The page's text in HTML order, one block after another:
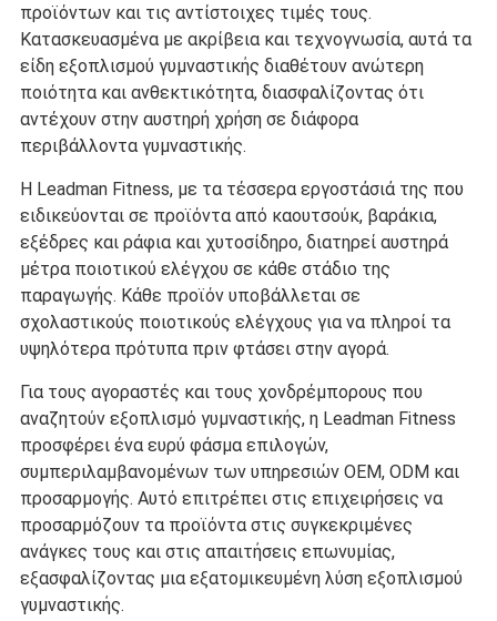
προϊόντων και τις αντίστοιχες τιμές τους.
Κατασκευασμένα με ακρίβεια και τεχνογνωσία, αυτά τα
είδη εξοπλισμού γυμναστικής διαθέτουν ανώτερη
ποιότητα και ανθεκτικότητα, διασφαλίζοντας ότι
αντέχουν στην αυστηρή χρήση σε διάφορα
περιβάλλοντα γυμναστικής.
Η Leadman Fitness, με τα τέσσερα εργοστάσιά της που
ειδικεύονται σε προϊόντα από καουτσούκ, βαράκια,
εξέδρες και ράφια και χυτοσίδηρο, διατηρεί αυστηρά
μέτρα ποιοτικού ελέγχου σε κάθε στάδιο της
παραγωγής. Κάθε προϊόν υποβάλλεται σε
σχολαστικούς ποιοτικούς ελέγχους για να πληροί τα
υψηλότερα πρότυπα πριν φτάσει στην αγορά.
Για τους αγοραστές και τους χονδρέμπορους που
αναζητούν εξοπλισμό γυμναστικής, η Leadman Fitness
προσφέρει ένα ευρύ φάσμα επιλογών,
συμπεριλαμβανομένων των υπηρεσιών OEM, ODM και
προσαρμογής. Αυτό επιτρέπει στις επιχειρήσεις να
προσαρμόζουν τα προϊόντα στις συγκεκριμένες
ανάγκες τους και στις απαιτήσεις επωνυμίας,
εξασφαλίζοντας μια εξατομικευμένη λύση εξοπλισμού
γυμναστικής.